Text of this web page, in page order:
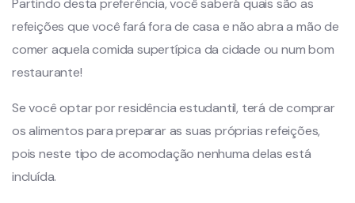
Partindo desta preferência, você saberá quais são as
refeições que você fará fora de casa e não abra a mão de
comer aquela comida supertípica da cidade ou num bom
restaurante!
Se você optar por residência estudantil, terá de comprar
os alimentos para preparar as suas próprias refeições,
pois neste tipo de acomodação nenhuma delas está
incluída.